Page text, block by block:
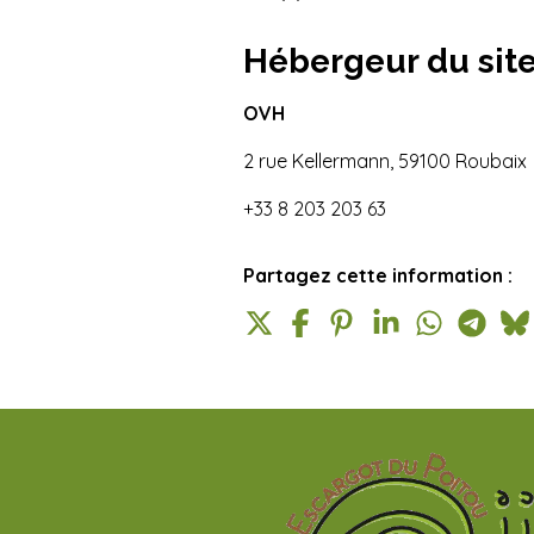
Hébergeur du
OVH
2 rue Kellermann, 59100 Roubaix
+33 8 203 203 63
Partagez cette information :